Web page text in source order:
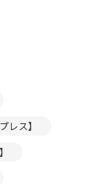
レス】